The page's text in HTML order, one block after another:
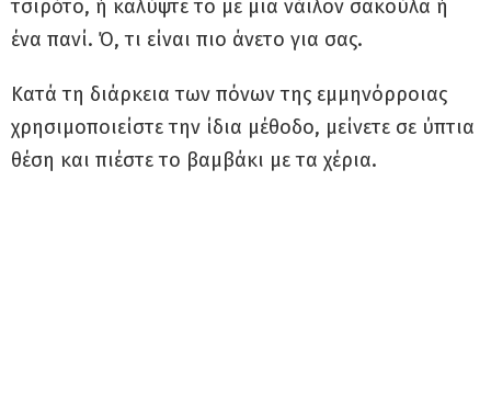
τσιρότο, ή καλύψτε το με μια νάιλον σακούλα ή
ένα πανί. Ό, τι είναι πιο άνετο για σας.
Κατά τη διάρκεια των πόνων της εμμηνόρροιας
χρησιμοποιείστε την ίδια μέθοδο, μείνετε σε ύπτια
θέση και πιέστε το βαμβάκι με τα χέρια.